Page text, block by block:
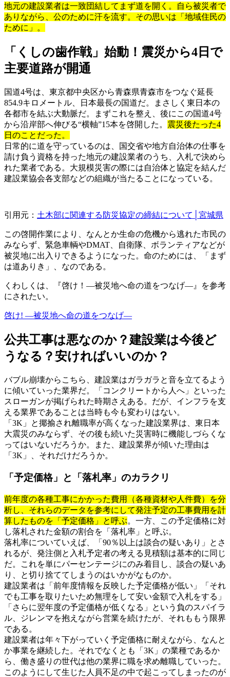
地元の建設業者は一致団結してまず道を開く。自ら被災者で
ありながら、公のために汗を流す。その思いは「地域住民の
ために」。
「くしの歯作戦」始動！震災から4日で
主要道路が開通
国道4号は、東京都中央区から青森県青森市をつなぐ延長
854.9キロメートル、日本最長の国道だ。まさしく東日本の
各都市を結ぶ大動脈だ。まずこれを整え、後にこの国道4号
から沿岸部へ伸びる“横軸”15本を啓開した。 震災後たった4
日のことだった。
日常的に道を守っているのは、国交省や地方自治体の仕事を
請け負う資格を持った地元の建設業者のうち、入札で決めら
れた業者である。大規模災害の際には自治体と協定を結んだ
建設業協会各支部などの組織が当たることになっている。
引用元： 土木部に関連する防災協定の締結について│宮城県
この啓開作業により、なんとか生命の危機から逃れた市民の
みならず、緊急車輌やDMAT、自衛隊、ボランティアなどが
被災地に出入りできるようになった。命のためには、「まず
は道ありき」、なのである。
くわしくは、『啓け！―被災地へ命の道をつなげ―』を参考
にされたい。
啓け! ―被災地へ命の道をつなげ―
公共工事は悪なのか？建設業は今後ど
うなる？安ければいいのか？
バブル崩壊からこちら、建設業はガラガラと音を立てるよう
に傾いていった業界だ。「コンクリートから人へ」といった
スローガンが掲げられた時期さえある。だが、インフラを支
える業界であることは当時も今も変わりはない。
「3K」と揶揄され離職率が高くなった建設業界は、東日本
大震災のみならず、その後も続いた災害時に機能しづらくな
ってはいないだろうか。また、建設業界が傾いた理由は
「3K」、それだけだろうか。
「予定価格」と「落札率」のカラクリ
前年度の各種工事にかかった費用（各種資材や人件費）を分
析し、それらのデータを参考にして発注予定の工事費用を計
算したものを「予定価格」と呼ぶ。一方、この予定価格に対
し落札された金額の割合を「落札率」と呼ぶ。
落札率についていえば、「90％以上は談合の疑いあり」とさ
れるが、発注側と入札予定者の考える見積額は基本的に同じ
だ。これを単にパーセンテージにのみ着目し、談合の疑いあ
り、と切り捨ててしまうのはいかがなものか。
建設業者は「前年度情報を反映した予定価格が低い」「それ
でも工事を取りたいため無理をして安い金額で入札をする」
「さらに翌年度の予定価格が低くなる」という負のスパイラ
ル、ジレンマを抱えながら営業を続けたが、それももう限界
である。
建設業者は年々下がっていく予定価格に耐えながら、なんと
か事業を継続した。それでなくとも「3K」の業種であるか
ら、働き盛りの世代は他の業界に職を求め離職していった。
このようにして生じた人員不足の中で起こってしまったのが